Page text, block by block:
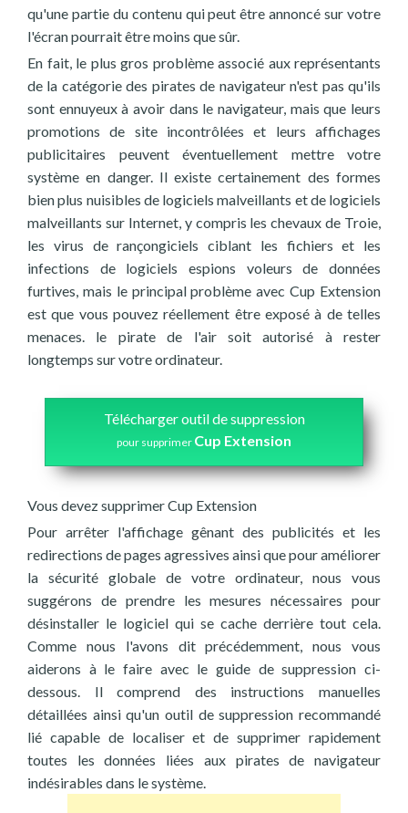
qu'une partie du contenu qui peut être annoncé sur votre
l'écran pourrait être moins que sûr.
En fait, le plus gros problème associé aux représentants
de la catégorie des pirates de navigateur n'est pas qu'ils
sont ennuyeux à avoir dans le navigateur, mais que leurs
promotions de site incontrôlées et leurs affichages
publicitaires peuvent éventuellement mettre votre
système en danger. Il existe certainement des formes
bien plus nuisibles de logiciels malveillants et de logiciels
malveillants sur Internet, y compris les chevaux de Troie,
les virus de rançongiciels ciblant les fichiers et les
infections de logiciels espions voleurs de données
furtives, mais le principal problème avec Cup Extension
est que vous pouvez réellement être exposé à de telles
menaces. le pirate de l'air soit autorisé à rester
longtemps sur votre ordinateur.
Télécharger outil de suppression
pour supprimer Cup Extension
Vous devez supprimer Cup Extension
Pour arrêter l'affichage gênant des publicités et les
redirections de pages agressives ainsi que pour améliorer
la sécurité globale de votre ordinateur, nous vous
suggérons de prendre les mesures nécessaires pour
désinstaller le logiciel qui se cache derrière tout cela.
Comme nous l'avons dit précédemment, nous vous
aiderons à le faire avec le guide de suppression ci-
dessous. Il comprend des instructions manuelles
détaillées ainsi qu'un outil de suppression recommandé
lié capable de localiser et de supprimer rapidement
toutes les données liées aux pirates de navigateur
indésirables dans le système.